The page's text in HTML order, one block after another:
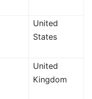
United
States
United
Kingdom